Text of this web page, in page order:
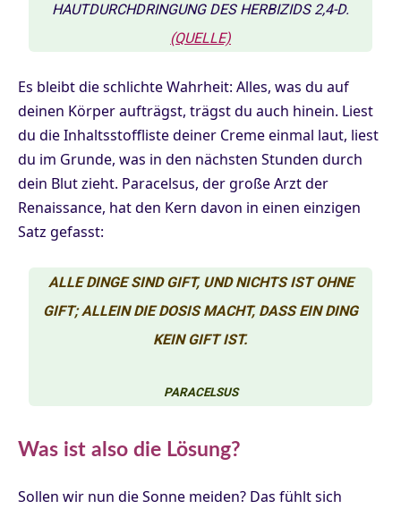
HAUTDURCHDRINGUNG DES HERBIZIDS 2,4-D.
(QUELLE)
Es bleibt die schlichte Wahrheit: Alles, was du auf
deinen Körper aufträgst, trägst du auch hinein. Liest
du die Inhaltsstoffliste deiner Creme einmal laut, liest
du im Grunde, was in den nächsten Stunden durch
dein Blut zieht. Paracelsus, der große Arzt der
Renaissance, hat den Kern davon in einen einzigen
Satz gefasst:
ALLE DINGE SIND GIFT, UND NICHTS IST OHNE
GIFT; ALLEIN DIE DOSIS MACHT, DASS EIN DING
KEIN GIFT IST.
PARACELSUS
Was ist also die Lösung?
Sollen wir nun die Sonne meiden? Das fühlt sich